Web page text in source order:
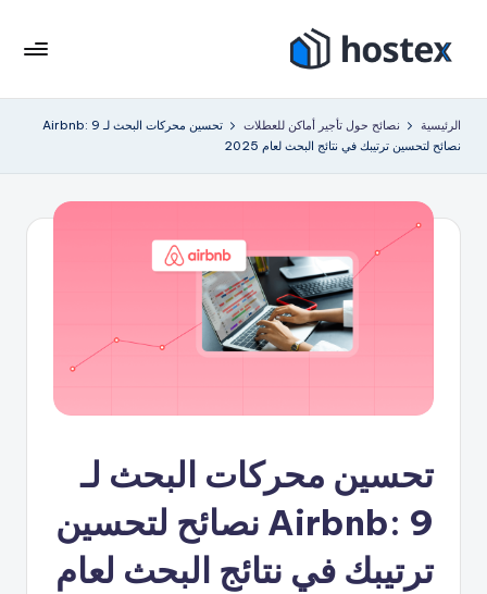
التجاوز
المحتوى
ست
ك
عطلتك
الآلي
باستخدام
الرئيسية نصائح حول تأجير أماكن للعطلات
تحسين محركات البحث لـ Airbnb: 9
نصائح لتحسين ترتيبك في نتائج البحث لعام 2025
تحسين محركات البحث لـ
Airbnb: 9 نصائح لتحسين
ترتيبك في نتائج البحث لعام